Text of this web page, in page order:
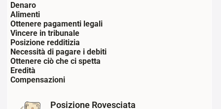
Denaro
Alimenti
Ottenere pagamenti legali
Vincere in tribunale
Posizione redditizia
Necessità di pagare i debiti
Ottenere ciò che ci spetta
Eredità
Compensazioni
Posizione Rovesciata